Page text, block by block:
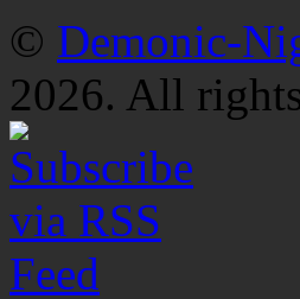
© Demonic-
2026. All